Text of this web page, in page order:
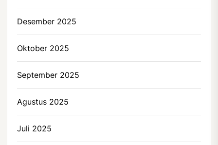
Desember 2025
Oktober 2025
September 2025
Agustus 2025
Juli 2025